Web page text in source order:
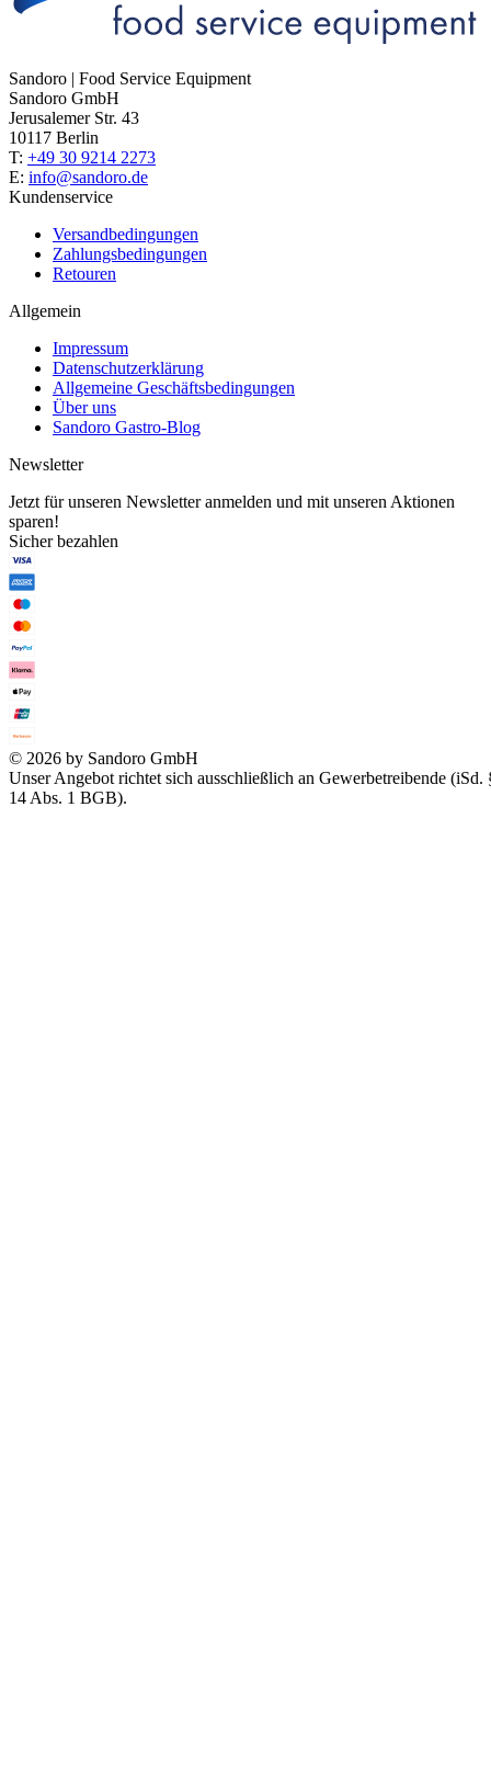
Sandoro | Food Service Equipment
Sandoro GmbH
Jerusalemer Str. 43
10117 Berlin
T: +49 30 9214 2273
E: info@sandoro.de
Kundenservice
Versandbedingungen
Zahlungsbedingungen
Retouren
Allgemein
Impressum
Datenschutzerklärung
Allgemeine Geschäftsbedingungen
Über uns
Sandoro Gastro-Blog
Newsletter
Jetzt für unseren Newsletter anmelden und mit unseren Aktionen
sparen!
Sicher bezahlen
© 2026 by Sandoro GmbH
Unser Angebot richtet sich ausschließlich an Gewerbetreibende (iSd.
14 Abs. 1 BGB).